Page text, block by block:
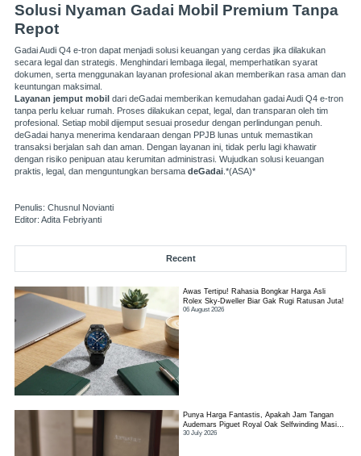
Solusi Nyaman Gadai Mobil Premium Tanpa
Repot
Gadai Audi Q4 e-tron dapat menjadi solusi keuangan yang cerdas jika dilakukan
secara legal dan strategis. Menghindari lembaga ilegal, memperhatikan syarat
dokumen, serta menggunakan layanan profesional akan memberikan rasa aman dan
keuntungan maksimal.
Layanan jemput mobil dari deGadai memberikan kemudahan gadai Audi Q4 e-tron
tanpa perlu keluar rumah. Proses dilakukan cepat, legal, dan transparan oleh tim
profesional. Setiap mobil dijemput sesuai prosedur dengan perlindungan penuh.
deGadai hanya menerima kendaraan dengan PPJB lunas untuk memastikan
transaksi berjalan sah dan aman. Dengan layanan ini, tidak perlu lagi khawatir
dengan risiko penipuan atau kerumitan administrasi. Wujudkan solusi keuangan
praktis, legal, dan menguntungkan bersama deGadai .*(ASA)*
Penulis: Chusnul Novianti
Editor: Adita Febriyanti
Recent
Awas Tertipu! Rahasia Bongkar Harga Asli
Rolex Sky-Dweller Biar Gak Rugi Ratusan Juta!
06 August 2026
Punya Harga Fantastis, Apakah Jam Tangan
Audemars Piguet Royal Oak Selfwinding Masih
Worth It?
30 July 2026